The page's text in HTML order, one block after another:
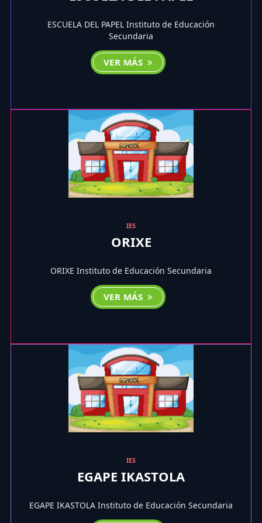
ESCUELA DEL PAPEL Instituto de Educación
Secundaria
VER MÁS
IES
ORIXE
ORIXE Instituto de Educación Secundaria
VER MÁS
IES
EGAPE IKASTOLA
EGAPE IKASTOLA Instituto de Educación Secundaria